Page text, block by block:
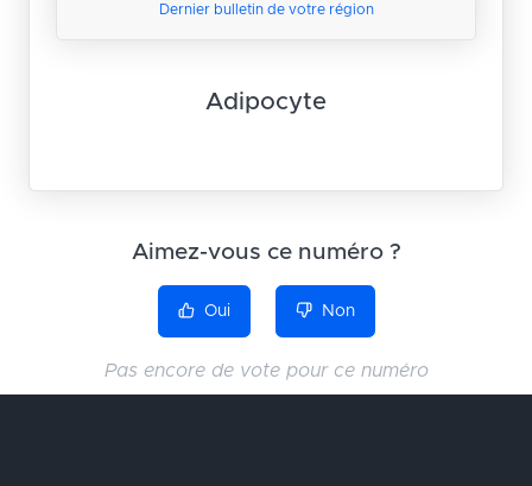
Dernier bulletin de votre région
Adipocyte
Aimez-vous ce numéro ?
Oui Non
Pas encore de vote pour ce numéro